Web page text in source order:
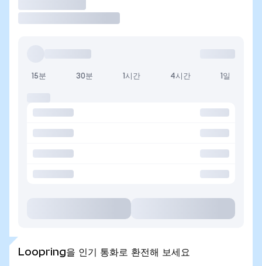
15분 30분 1시간 4시간 1일
Loopring을 인기 통화로 환전해 보세요